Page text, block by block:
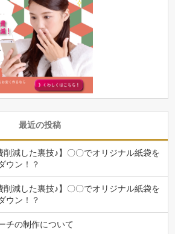
最近の投稿
削減した裏技♪】〇〇でオリジナル紙袋を
ウン！？
削減した裏技♪】〇〇でオリジナル紙袋を
ウン！？
チの制作について